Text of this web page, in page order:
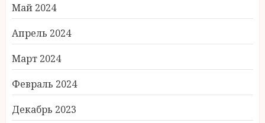
Май 2024
Апрель 2024
Март 2024
Февраль 2024
Декабрь 2023